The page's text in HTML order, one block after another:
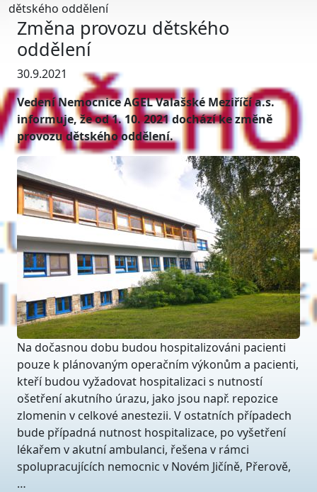
dětského oddělení
Změna provozu dětského
oddělení
30.9.2021
Vedení Nemocnice AGEL Valašské Meziříčí a.s.
informuje, že od 1. 10. 2021 dochází ke změně
provozu dětského oddělení.
Na dočasnou dobu budou hospitalizováni pacienti
pouze k plánovaným operačním výkonům a pacienti,
kteří budou vyžadovat hospitalizaci s nutností
ošetření akutního úrazu, jako jsou např. repozice
zlomenin v celkové anestezii. V ostatních případech
bude případná nutnost hospitalizace, po vyšetření
lékařem v akutní ambulanci, řešena v rámci
spolupracujících nemocnic v Novém Jičíně, Přerově,
…